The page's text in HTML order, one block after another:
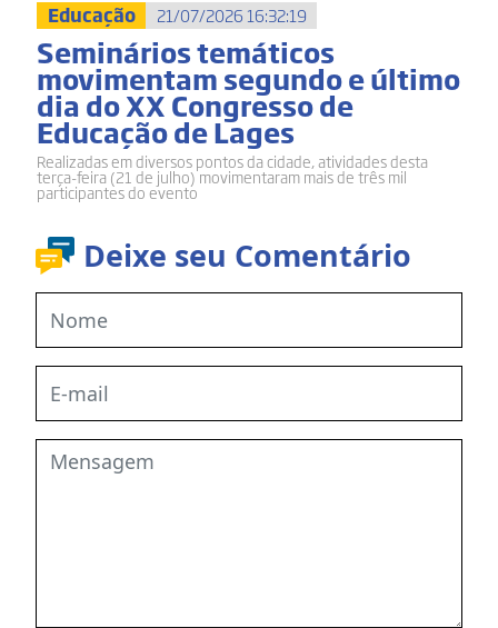
Deixe seu Comentário
Educação 21/07/2026 16:32:19
Seminários temáticos
movimentam segundo e último
dia do XX Congresso de
Educação de Lages
Realizadas em diversos pontos da cidade, atividades desta
terça-feira (21 de julho) movimentaram mais de três mil
participantes do evento